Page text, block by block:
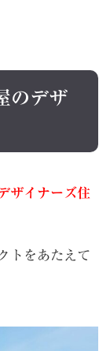
のデザ
ザイナーズ住
トをあたえて